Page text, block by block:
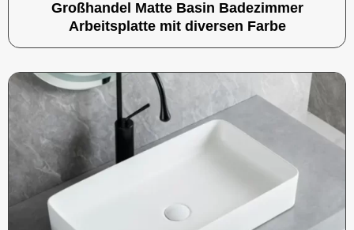
Großhandel Matte Basin Badezimmer
Arbeitsplatte mit diversen Farbe